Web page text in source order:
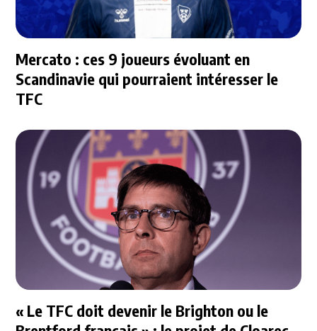
Mercato : ces 9 joueurs évoluant en
Scandinavie qui pourraient intéresser le
TFC
« Le TFC doit devenir le Brighton ou le